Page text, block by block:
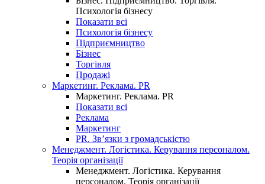
Психологія бізнесу
Показати всі
Психологія бізнесу
Підприємництво
Бізнес
Торгівля
Продажі
Маркетинг. Реклама. PR
Маркетинг. Реклама. PR
Показати всі
Реклама
Маркетинг
PR. Зв’язки з громадськістю
Менеджмент. Логістика. Керування персоналом.
Теорія організації
Менеджмент. Логістика. Керування
персоналом. Теорія організації